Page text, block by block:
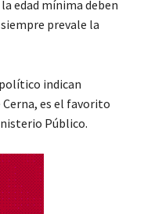
edad mínima deben
prevale la
indican
es el favorito
Público.